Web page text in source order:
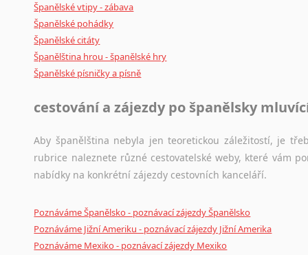
Španělské vtipy - zábava
Španělské pohádky
Španělské citáty
Španělština hrou - španělské hry
Španělské písničky a písně
cestování a zájezdy po španělsky
Aby španělština nebyla jen teoretickou záležitostí, je
rubrice naleznete různé cestovatelské weby, které vám
nabídky na konkrétní zájezdy cestovních kanceláří.
Poznáváme Španělsko - poznávací zájezdy Španělsko
Poznáváme Jižní Ameriku - poznávací zájezdy Jižní Amerika
Poznáváme Mexiko - poznávací zájezdy Mexiko